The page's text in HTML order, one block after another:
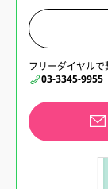
フリーダイヤル
03-3345-9955